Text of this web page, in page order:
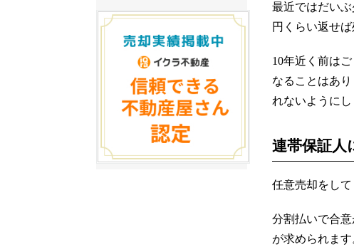
最近ではだい
円くらい返せ
10年近く前は
なることはあ
れないようにし
連帯保証人
任意売却をし
分割払いで合
が求められま